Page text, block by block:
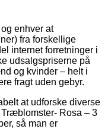
enhver at
fra forskellige
internet forretninger i
udsalgspriserne på
og kvinder – helt i
fragt uden gebyr.
at udforske diverse
Rosa – 3
så man er